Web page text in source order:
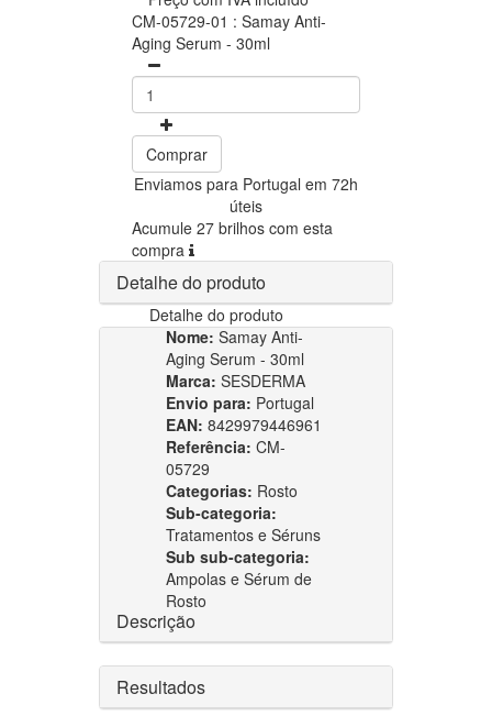
CM-05729-01 : Samay Anti-
Aging Serum - 30ml
Comprar
Enviamos para Portugal em 72h
úteis
Acumule 27 brilhos com esta
compra
Detalhe do produto
Detalhe do produto
Nome: Samay Anti-
Aging Serum - 30ml
Marca: SESDERMA
Envio para: Portugal
EAN: 8429979446961
Referência: CM-
05729
Categorias: Rosto
Sub-categoria:
Tratamentos e Séruns
Sub sub-categoria:
Ampolas e Sérum de
Rosto
Descrição
Resultados